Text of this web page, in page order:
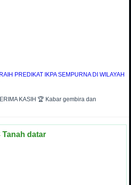
PREDIKAT IKPA SEMPURNA DI WILAYAH
KASIH 🏆 Kabar gembira dan
Tanah datar